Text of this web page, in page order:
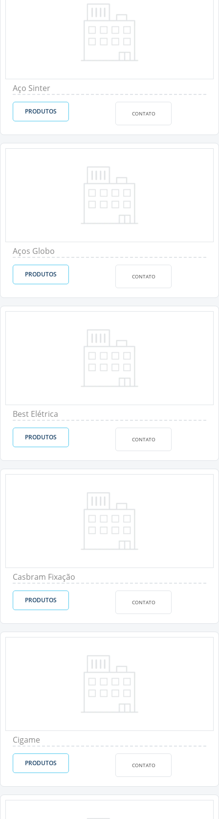
Aço Sinter
PRODUTOS CONTATO
Aços Globo
PRODUTOS CONTATO
Best Elétrica
PRODUTOS CONTATO
Casbram Fixação
PRODUTOS CONTATO
Cigame
PRODUTOS CONTATO